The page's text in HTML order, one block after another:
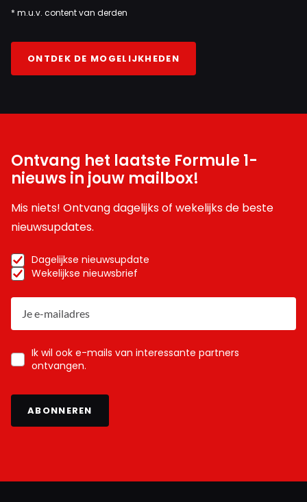
* m.u.v. content van derden
ONTDEK DE MOGELIJKHEDEN
Ontvang het laatste Formule 1-
nieuws in jouw mailbox!
Mis niets! Ontvang dagelijks of wekelijks de beste
nieuwsupdates.
Dagelijkse nieuwsupdate
Wekelijkse nieuwsbrief
Ik wil ook e-mails van interessante partners
ontvangen.
ABONNEREN